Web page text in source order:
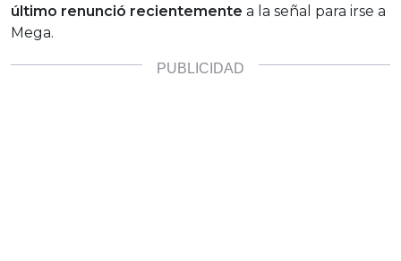
último renunció recientemente a la señal para irse a
Mega.